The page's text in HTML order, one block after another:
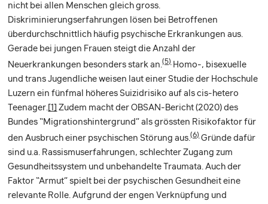
nicht bei allen Menschen gleich gross.
Diskriminierungserfahrungen lösen bei Betroffenen
überdurchschnittlich häufig psychische Erkrankungen aus.
Gerade bei jungen Frauen steigt die Anzahl der
Neuerkrankungen besonders stark an.(5)Homo-, bisexuelle
und trans Jugendliche weisen laut einer Studie der Hochschule
Luzern ein fünfmal höheres Suizidrisiko auf als cis-hetero
Teenager. [1] Zudem macht der OBSAN-Bericht (2020) des
Bundes “Migrationshintergrund” als grössten Risikofaktor für
den Ausbruch einer psychischen Störung aus.(6) Gründe dafür
sind u.a. Rassismuserfahrungen, schlechter Zugang zum
Gesundheitssystem und unbehandelte Traumata. Auch der
Faktor “Armut” spielt bei der psychischen Gesundheit eine
relevante Rolle. Aufgrund der engen Verknüpfung und